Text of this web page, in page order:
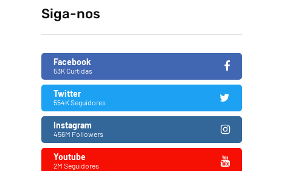
26/11/2019
Siga-nos
Facebook
53K Curtidas
Twitter
554K Seguidores
Instagram
456M Followers
Youtube
2M Seguidores